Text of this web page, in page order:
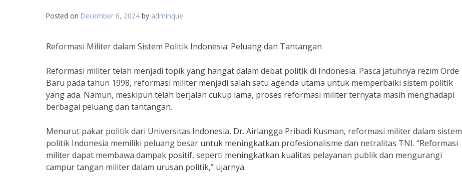
Posted on December 6, 2024 by adminque
Reformasi Militer dalam Sistem Politik Indonesia: Peluang dan Tantangan
Reformasi militer telah menjadi topik yang hangat dalam debat politik di Indonesia. Pasca jatuhnya rezim Orde
Baru pada tahun 1998, reformasi militer menjadi salah satu agenda utama untuk memperbaiki sistem politik
yang ada. Namun, meskipun telah berjalan cukup lama, proses reformasi militer ternyata masih menghadapi
berbagai peluang dan tantangan.
Menurut pakar politik dari Universitas Indonesia, Dr. Airlangga Pribadi Kusman, reformasi militer dalam sistem
politik Indonesia memiliki peluang besar untuk meningkatkan profesionalisme dan netralitas TNI. “Reformasi
militer dapat membawa dampak positif, seperti meningkatkan kualitas pelayanan publik dan mengurangi
campur tangan militer dalam urusan politik,” ujarnya.